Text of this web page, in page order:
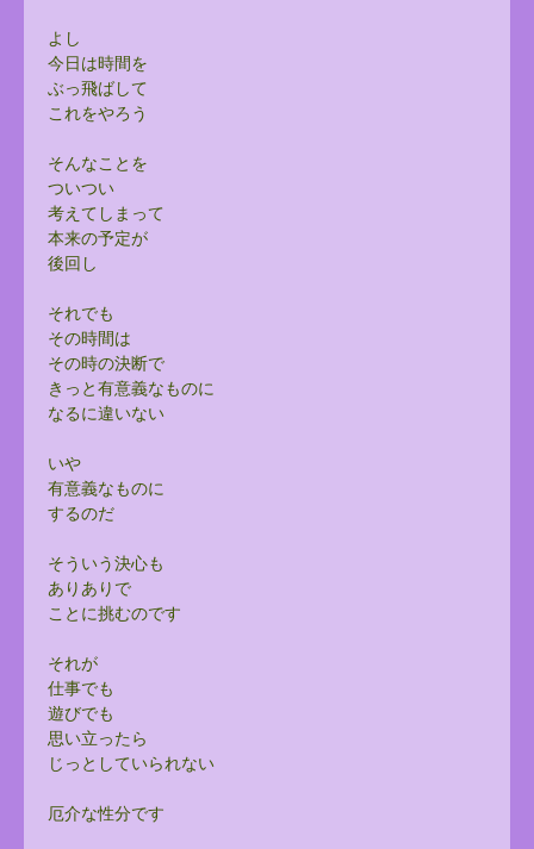
よし
今日は時間を
ぶっ飛ばして
これをやろう
そんなことを
ついつい
考えてしまって
本来の予定が
後回し
それでも
その時間は
その時の決断で
きっと有意義なものに
なるに違いない
いや
有意義なものに
するのだ
そういう決心も
ありありで
ことに挑むのです
それが
仕事でも
遊びでも
思い立ったら
じっとしていられない
厄介な性分です